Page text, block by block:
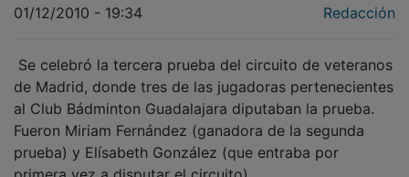
de Madrid, donde tres de las jugadoras pertenecientes
al Club Bádminton Guadalajara diputaban la prueba.
Fueron Miriam Fernández (ganadora de la segunda
prueba) y Elísabeth González (que entraba por
primera vez a disputar el circuito).